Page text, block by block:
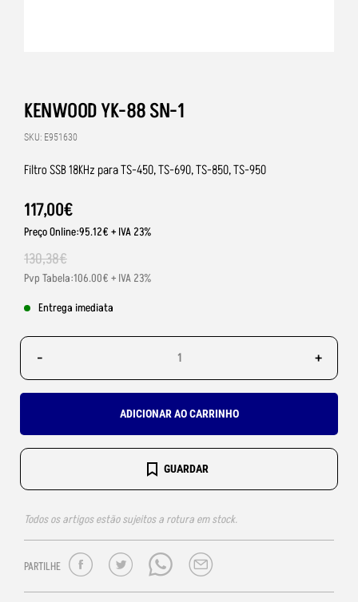
KENWOOD YK-88 SN-1
SKU: E951630
Filtro SSB 18KHz para TS-450, TS-690, TS-850, TS-950
117,00€
Preço Online:95.12€ + IVA 23%
130,38€
Pvp Tabela:106.00€ + IVA 23%
Entrega imediata
- +
ADICIONAR AO CARRINHO
GUARDAR
Todos os artigos estão sujeitos a rotura em stock.
PARTILHE